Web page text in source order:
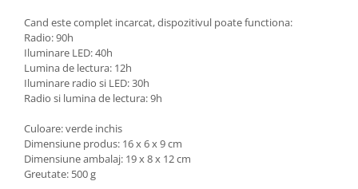
Cand este complet incarcat, dispozitivul poate functiona:
Radio: 90h
Iluminare LED: 40h
Lumina de lectura: 12h
Iluminare radio si LED: 30h
Radio si lumina de lectura: 9h
Culoare: verde inchis
Dimensiune produs: 16 x 6 x 9 cm
Dimensiune ambalaj: 19 x 8 x 12 cm
Greutate: 500 g